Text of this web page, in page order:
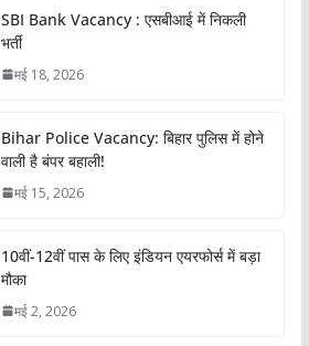
SBI Bank Vacancy : एसबीआई में निकली
भर्ती
मई 18, 2026
Bihar Police Vacancy: बिहार पुलिस में होने
वाली है बंपर बहाली!
मई 15, 2026
10वीं-12वीं पास के लिए इंडियन एयरफोर्स में बड़ा
मौका
मई 2, 2026